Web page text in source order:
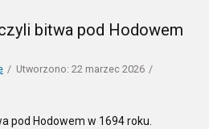
bitwa pod Hodowem
Utworzono: 22 marzec 2026
pod Hodowem w 1694 roku.